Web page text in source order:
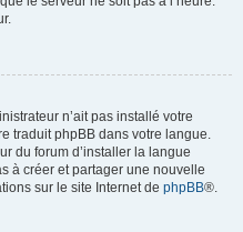
n’ait pas installé votre
traduit phpBB dans votre langue.
du forum d’installer la langue
à créer et partager une nouvelle
sur le site Internet de phpBB®.